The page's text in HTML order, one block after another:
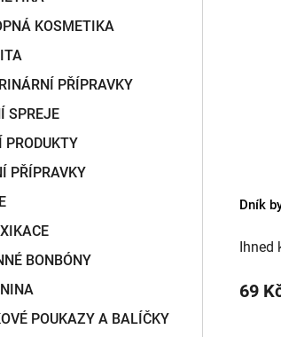
KOSMETIKA
PŘÍPRAVKY
SPREJE
PRODUKTY
PŘÍPRAVKY
BONBÓNY
POUKAZY A BALÍČKY
Dník
Ihned
69